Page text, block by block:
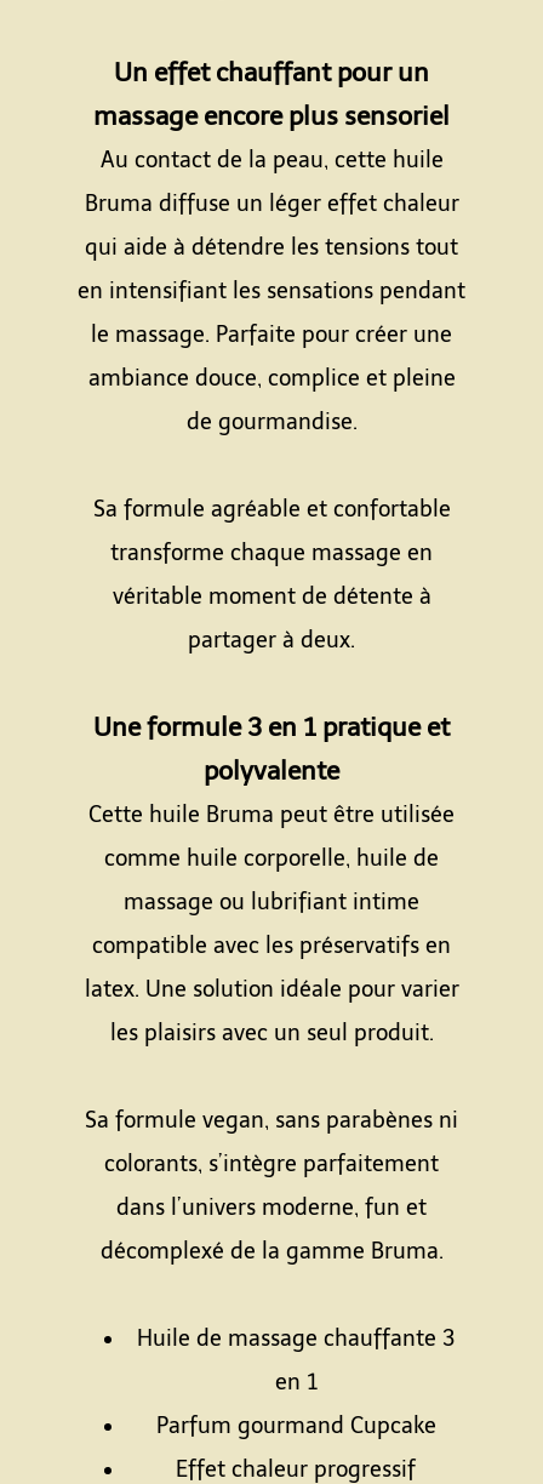
Un effet chauffant pour un
massage encore plus sensoriel
Au contact de la peau, cette huile
Bruma diffuse un léger effet chaleur
qui aide à détendre les tensions tout
en intensifiant les sensations pendant
le massage. Parfaite pour créer une
ambiance douce, complice et pleine
de gourmandise.
Sa formule agréable et confortable
transforme chaque massage en
véritable moment de détente à
partager à deux.
Une formule 3 en 1 pratique et
polyvalente
Cette huile Bruma peut être utilisée
comme huile corporelle, huile de
massage ou lubrifiant intime
compatible avec les préservatifs en
latex. Une solution idéale pour varier
les plaisirs avec un seul produit.
Sa formule vegan, sans parabènes ni
colorants, s’intègre parfaitement
dans l’univers moderne, fun et
décomplexé de la gamme Bruma.
Huile de massage chauffante 3
en 1
Parfum gourmand Cupcake
Effet chaleur progressif